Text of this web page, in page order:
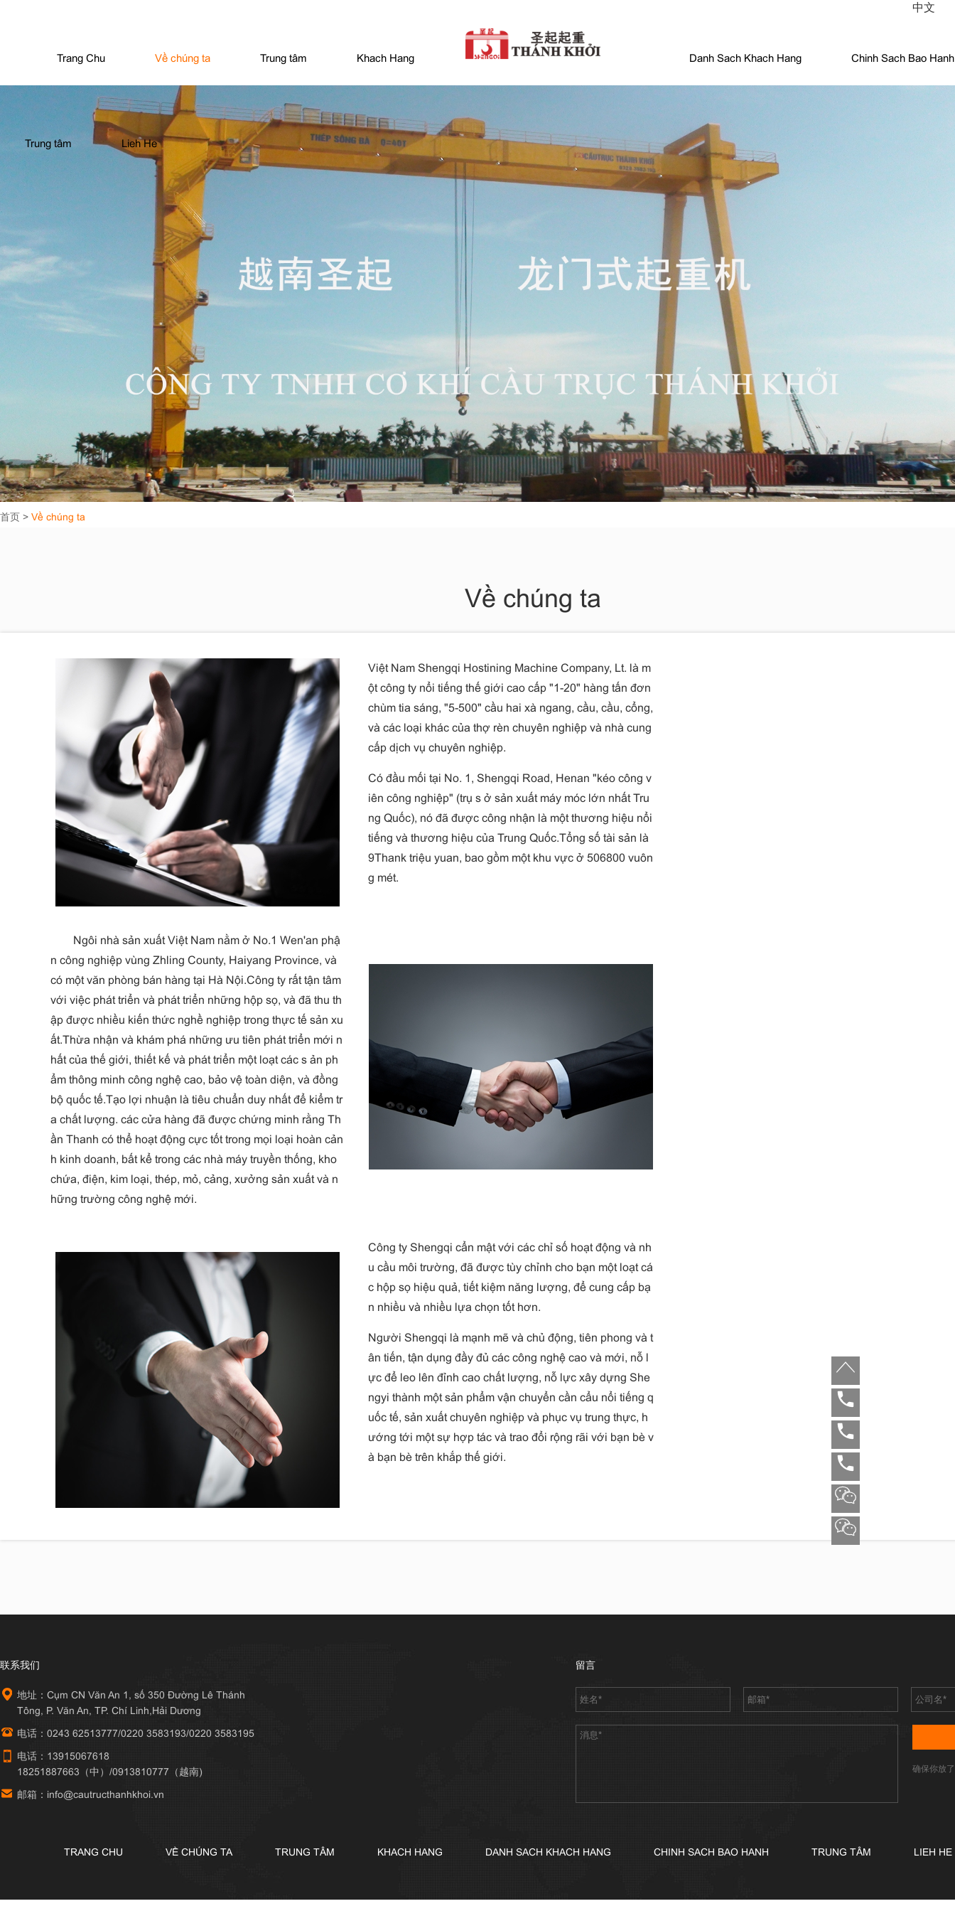
中文
Trang Chu Về chúng ta Trung tâm Khach Hang Danh Sach Khach Hang Chinh Sach Bao Hanh
Trung tâm Lieh He
首页 > Về chúng ta
Về chúng ta
Việt Nam Shengqi Hostining Machine Company, Lt. là m
ột công ty nổi tiếng thế giới cao cấp "1-20" hàng tấn đơn
chùm tia sáng, "5-500" cầu hai xà ngang, cầu, cầu, cổng,
và các loại khác của thợ rèn chuyên nghiệp và nhà cung
cấp dịch vụ chuyên nghiệp.
Có đầu mối tại No. 1, Shengqi Road, Henan "kéo công v
iên công nghiệp" (trụ s ở sản xuất máy móc lớn nhất Tru
ng Quốc), nó đã được công nhận là một thương hiệu nổi
tiếng và thương hiệu của Trung Quốc.Tổng số tài sản là
9Thank triệu yuan, bao gồm một khu vực ở 506800 vuôn
g mét.
Ngôi nhà sản xuất Việt Nam nằm ở No.1 Wen'an phậ
n công nghiệp vùng Zhling County, Haiyang Province, và
có một văn phòng bán hàng tại Hà Nội.Công ty rất tận tâm
với việc phát triển và phát triển những hộp sọ, và đã thu th
ập được nhiều kiến thức nghề nghiệp trong thực tế sản xu
ất.Thừa nhận và khám phá những ưu tiên phát triển mới n
hất của thế giới, thiết kế và phát triển một loạt các s ản ph
ẩm thông minh công nghệ cao, bảo vệ toàn diện, và đồng
bộ quốc tế.Tạo lợi nhuận là tiêu chuẩn duy nhất để kiểm tr
a chất lượng. các cửa hàng đã được chứng minh rằng Th
ần Thanh có thể hoạt động cực tốt trong mọi loại hoàn cản
h kinh doanh, bất kể trong các nhà máy truyền thống, kho
chứa, điện, kim loại, thép, mỏ, cảng, xưởng sản xuất và n
hững trường công nghệ mới.
Công ty Shengqi cẩn mật với các chỉ số hoạt động và nh
u cầu môi trường, đã được tùy chỉnh cho bạn một loạt cá
c hộp sọ hiệu quả, tiết kiệm năng lượng, để cung cấp bạ
n nhiều và nhiều lựa chọn tốt hơn.
Người Shengqi là mạnh mẽ và chủ động, tiên phong và t
ân tiến, tận dụng đầy đủ các công nghệ cao và mới, nỗ l
ực để leo lên đỉnh cao chất lượng, nỗ lực xây dựng She
ngyi thành một sản phẩm vận chuyển cần cẩu nổi tiếng q
uốc tế, sản xuất chuyên nghiệp và phục vụ trung thực, h
ướng tới một sự hợp tác và trao đổi rộng rãi với bạn bè v
à bạn bè trên khắp thế giới.
联系我们
地址：Cụm CN Văn An 1, số 350 Đường Lê Thánh
Tông, P. Văn An, TP. Chí Linh,Hải Dương
电话：0243 62513777/0220 3583193/0220 3583195
电话：13915067618
18251887663（中）/0913810777（越南)
邮箱：info@cautructhanhkhoi.vn
留言
确保你放
TRANG CHU VỀ CHÚNG TA TRUNG TÂM KHACH HANG DANH SACH KHACH HANG CHINH SACH BAO HANH TRUNG TÂM LIEH HE